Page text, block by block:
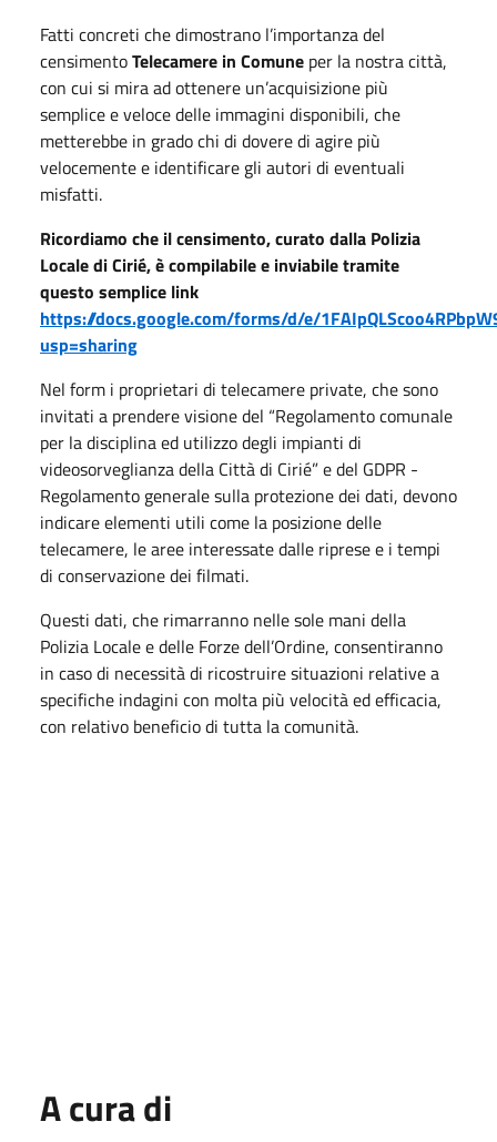
Fatti concreti che dimostrano l’importanza del
censimentoTelecamere in Comune per la nostra città,
con cui si mira ad ottenere un’acquisizione più
semplice e veloce delle immagini disponibili, che
metterebbe in grado chi di dovere di agire più
velocemente e identificare gli autori di eventuali
misfatti.
Ricordiamo che il censimento, curato dalla Polizia
Locale di Cirié, è compilabile e inviabile tramite
questo semplice link
https://docs.google.com/forms/d/e/
usp=sharing
Nel form i proprietari di telecamere private, che sono
invitati a prendere visione del “Regolamento comunale
per la disciplina ed utilizzo degli impianti di
videosorveglianza della Città di Cirié” e del GDPR -
Regolamento generale sulla protezione dei dati, devono
indicare elementi utili come la posizione delle
telecamere, le aree interessate dalle riprese e i tempi
di conservazione dei filmati.
Questi dati, che rimarranno nelle sole mani della
Polizia Locale e delle Forze dell’Ordine, consentiranno
in caso di necessità di ricostruire situazioni relative a
specifiche indagini con molta più velocità ed efficacia,
con relativo beneficio di tutta la comunità.
A cura di